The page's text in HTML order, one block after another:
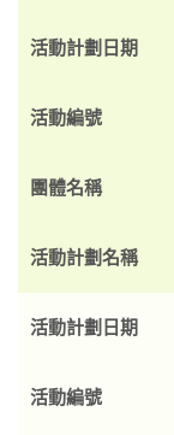
活動計劃日期
活動編號
團體名稱
活動計劃名稱
活動計劃日期
活動編號